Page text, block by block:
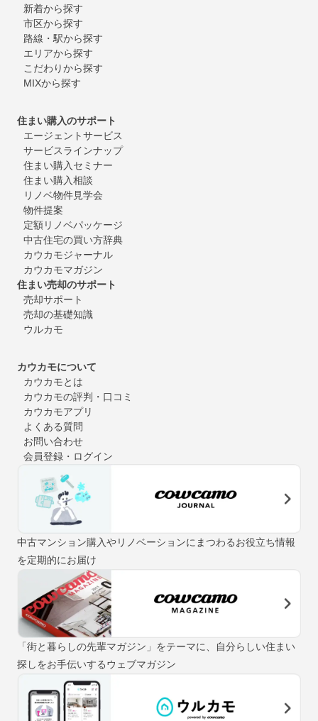
新着から探す
市区から探す
路線・駅から探す
エリアから探す
こだわりから探す
MIXから探す
住まい購入のサポート
エージェントサービス
サービスラインナップ
住まい購入セミナー
住まい購入相談
リノベ物件見学会
物件提案
定額リノベパッケージ
中古住宅の買い方辞典
カウカモジャーナル
カウカモマガジン
住まい売却のサポート
売却サポート
売却の基礎知識
ウルカモ
カウカモについて
カウカモとは
カウカモの評判・口コミ
カウカモアプリ
よくある質問
お問い合わせ
会員登録・ログイン
中古マンション購入やリノベーションにまつわるお役立ち情報
を定期的にお届け
「街と暮らしの先輩マガジン」をテーマに、自分らしい住まい
探しをお手伝いするウェブマガジン